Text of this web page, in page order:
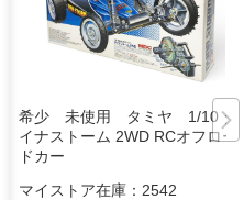
希少 未使用 タミヤ 1/10 ダ
イナストーム 2WD RCオフロー
ドカー
マイストア在庫： 2542